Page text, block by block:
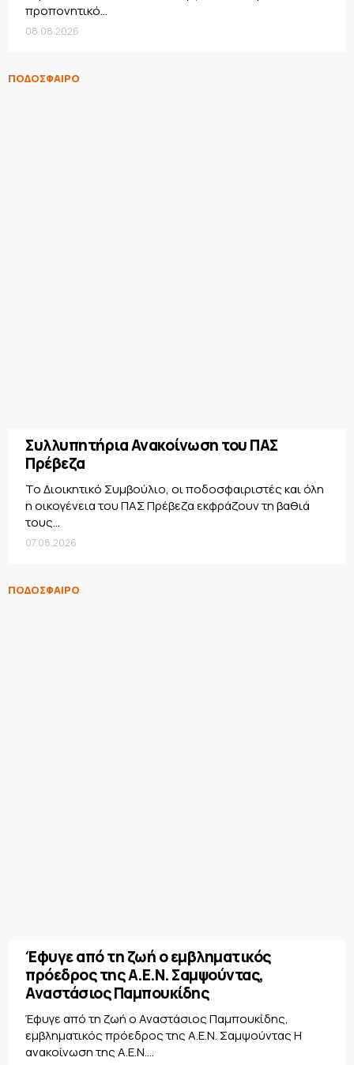
προπονητικό...
08.08.2026
ΠΟΔΟΣΦΑΙΡΟ
Συλλυπητήρια Ανακοίνωση του ΠΑΣ
Πρέβεζα
Το Διοικητικό Συμβούλιο, οι ποδοσφαιριστές και όλη
η οικογένεια του ΠΑΣ Πρέβεζα εκφράζουν τη βαθιά
τους...
07.08.2026
ΠΟΔΟΣΦΑΙΡΟ
Έφυγε από τη ζωή ο εμβληματικός
πρόεδρος της Α.Ε.Ν. Σαμψούντας,
Αναστάσιος Παμπουκίδης
Έφυγε από τη ζωή ο Αναστάσιος Παμπουκίδης,
εμβληματικός πρόεδρος της Α.Ε.Ν. Σαμψούντας Η
ανακοίνωση της Α.Ε.Ν....